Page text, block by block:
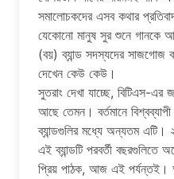
সমালোচকদের এসব কথার
যেকোনো মানুষ সুর শুনে গানকে
(বয়) ব্যান্ড সদস্যদের সাজগোজ
দেখেন কেউ কেউ।
সুতরাং দেখা যাচ্ছে, বিটিএস-
আছে তেমন। বর্তমানে
ব্যান্ডগুলির মধ্যে অন্যতম এটি।
এই ব্যান্ডটি পরবর্তী বছরগুলিতে
প্রিয় পাঠক, আজ এই পর্যন্তই।